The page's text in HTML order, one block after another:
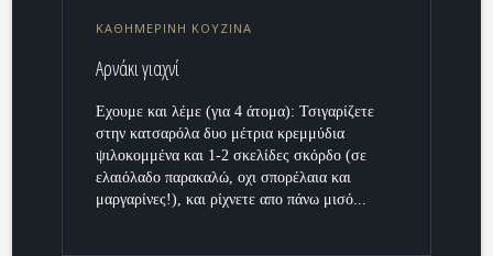
ΚΑΘΗΜΕΡΙΝΗ ΚΟΥΖΙΝΑ
Αρνάκι γιαχνί
Εχουμε και λέμε (για 4 άτομα): Τσιγαρίζετε
στην κατσαρόλα δυο μέτρια κρεμμύδια
ψιλοκομμένα και 1-2 σκελίδες σκόρδο (σε
ελαιόλαδο παρακαλώ, οχι σπορέλαια και
μαργαρίνες!), και ρίχνετε απο πάνω μισό...